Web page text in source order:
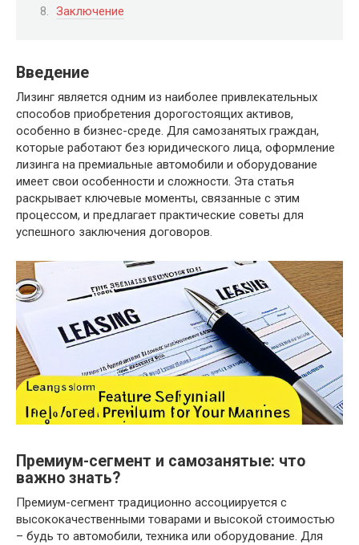
Заключение
Введение
Лизинг является одним из наиболее привлекательных
способов приобретения дорогостоящих активов,
особенно в бизнес-среде. Для самозанятых граждан,
которые работают без юридического лица, оформление
лизинга на премиальные автомобили и оборудование
имеет свои особенности и сложности. Эта статья
раскрывает ключевые моменты, связанные с этим
процессом, и предлагает практические советы для
успешного заключения договоров.
Премиум-сегмент и самозанятые: что
важно знать?
Премиум-сегмент традиционно ассоциируется с
высококачественными товарами и высокой стоимостью
– будь то автомобили, техника или оборудование. Для